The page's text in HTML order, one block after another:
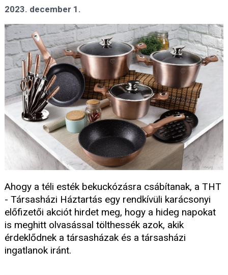
2023. december 1.
Ahogy a téli esték bekuckózásra csábítanak, a THT
- Társasházi Háztartás egy rendkívüli karácsonyi
előfizetői akciót hirdet meg, hogy a hideg napokat
is meghitt olvasással tölthessék azok, akik
érdeklődnek a társasházak és a társasházi
ingatlanok iránt.